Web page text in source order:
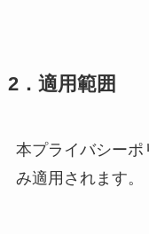
2．適用範囲
本プライバシー
み適用されます。